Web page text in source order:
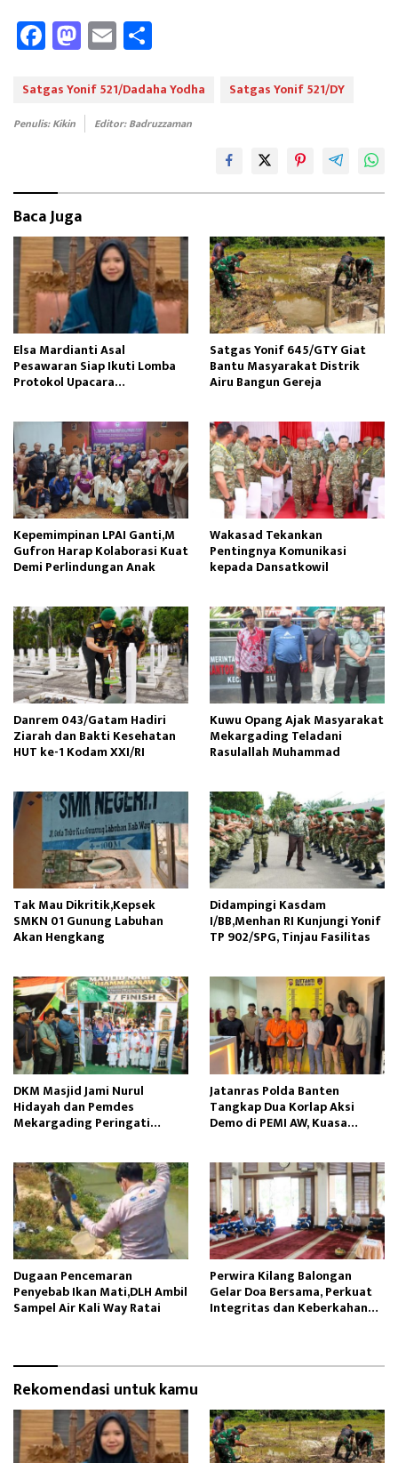
Fa
ce
b
oo
M
as
to
d
o
E
m
ail e
Satgas Yonif 521/Dadaha Yodha Satgas Yonif 521/DY
Penulis: Kikin Editor: Badruzzaman
Baca Juga
Elsa Mardianti Asal
Pesawaran Siap Ikuti Lomba
Protokol Upacara
Satgas Yonif 645/GTY Giat
Bantu Masyarakat Distrik
Airu Bangun Gereja ‎
Kepemimpinan LPAI Ganti,M
Gufron Harap Kolaborasi Kuat
Demi Perlindungan Anak
Wakasad Tekankan
Pentingnya Komunikasi
kepada Dansatkowil
Danrem 043/Gatam Hadiri
Ziarah dan Bakti Kesehatan
HUT ke-1 Kodam XXI/RI
Kuwu Opang Ajak Masyarakat
Mekargading Teladani
Rasulallah Muhammad
Tak Mau Dikritik,Kepsek
SMKN 01 Gunung Labuhan
Akan Hengkang
Didampingi Kasdam
I/BB,Menhan RI Kunjungi Yonif
TP 902/SPG, Tinjau Fasilitas
DKM Masjid Jami Nurul
Hidayah dan Pemdes
Mekargading Peringati
Jatanras Polda Banten
Tangkap Dua Korlap Aksi
Demo di PEMI AW, Kuasa
Dugaan Pencemaran
Penyebab Ikan Mati,DLH Ambil
Sampel Air Kali Way Ratai
Perwira Kilang Balongan
Gelar Doa Bersama, Perkuat
Integritas dan Keberkahan
Rekomendasi untuk kamu